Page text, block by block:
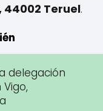
44002 Teruel.
delegación